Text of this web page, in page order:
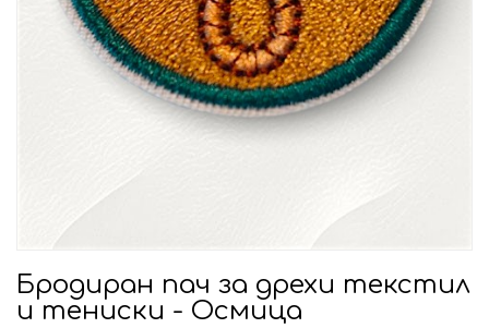
Бродиран пач за дрехи текстил
и тениски - Осмица